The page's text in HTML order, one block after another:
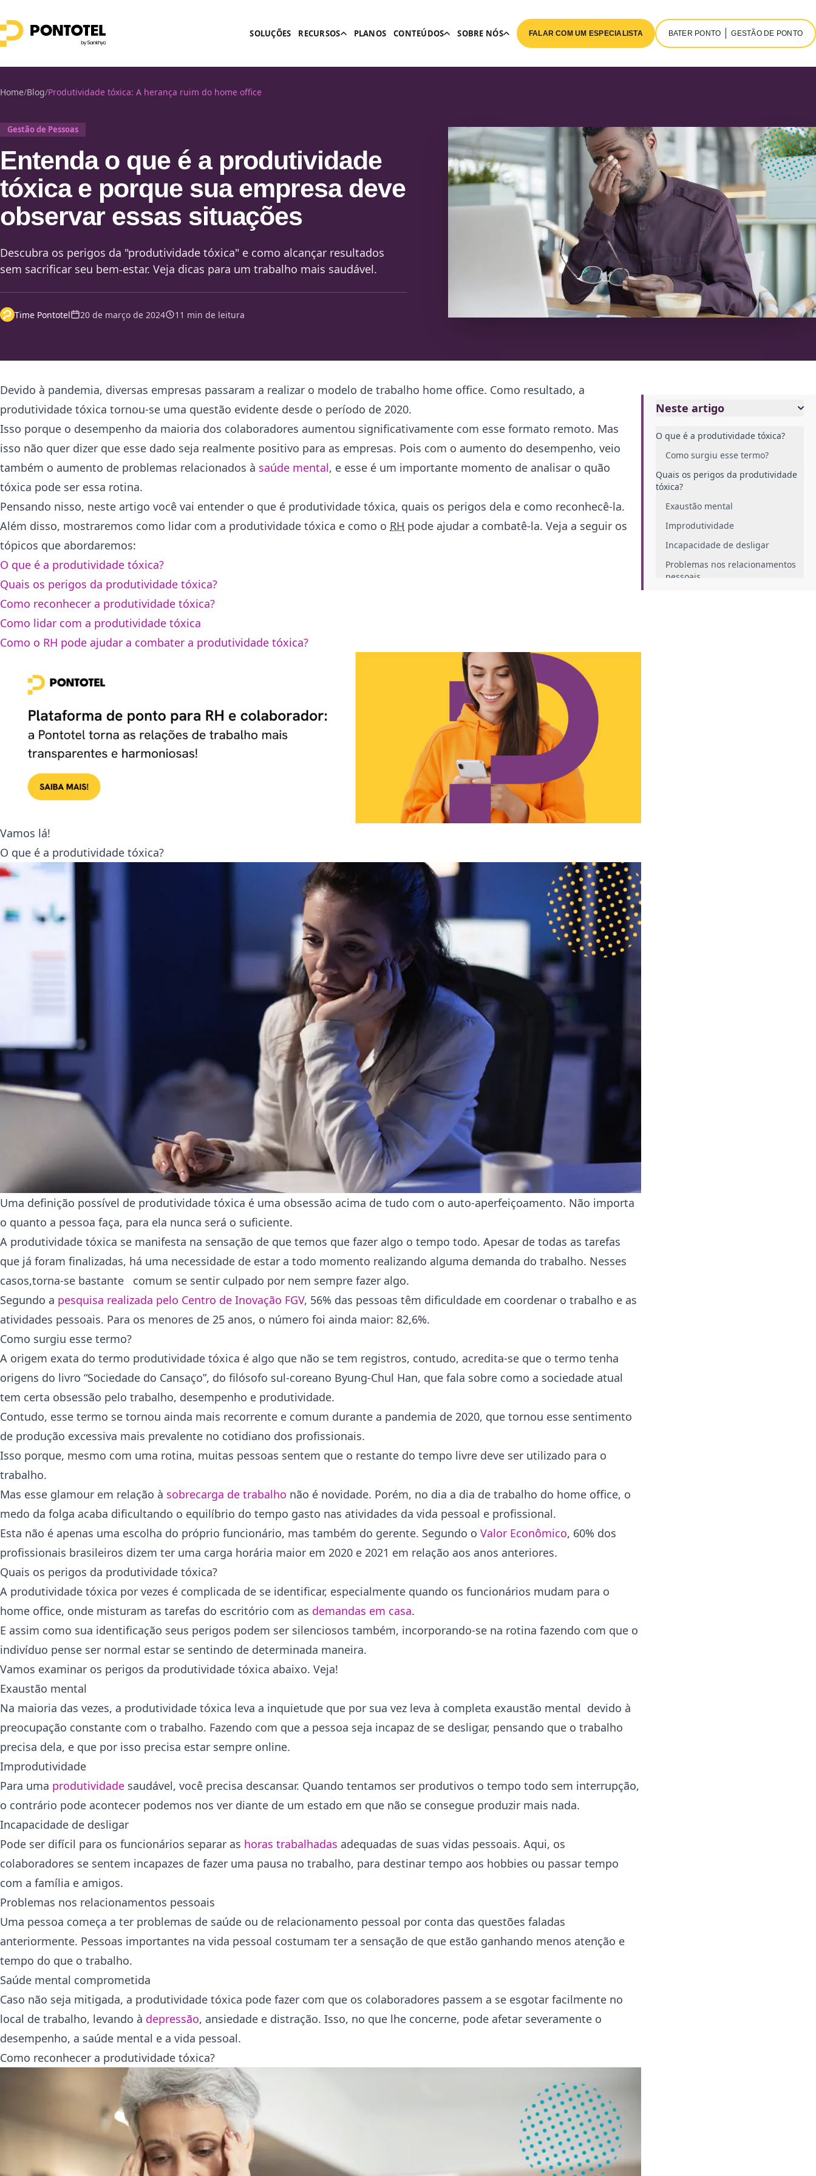
SOLUÇÕES RECURSOS PLANOS CONTEÚDOS SOBRE NÓS FALAR COM UM ESPECIALISTA BATER PONTO GESTÃO DE PONTO
Home/Blog/Produtividade tóxica: A herança ruim do home office
Gestão de Pessoas
Entenda o que é a produtividade
tóxica e porque sua empresa deve
observar essas situações
Descubra os perigos da "produtividade tóxica" e como alcançar resultados
sem sacrificar seu bem-estar. Veja dicas para um trabalho mais saudável.
Time Pontotel 20 de março de 2024 11 min de leitura
Neste artigo
O que é a produtividade tóxica?
Como surgiu esse termo?
Quais os perigos da produtividade
tóxica?
Exaustão mental
Improdutividade
Incapacidade de desligar
Problemas nos relacionamentos
pessoais
Devido à pandemia, diversas empresas passaram a realizar o modelo de trabalho home office. Como resultado, a
produtividade tóxica tornou-se uma questão evidente desde o período de 2020.
Isso porque o desempenho da maioria dos colaboradores aumentou significativamente com esse formato remoto. Mas
isso não quer dizer que esse dado seja realmente positivo para as empresas. Pois com o aumento do desempenho, veio
também o aumento de problemas relacionados à saúde mental, e esse é um importante momento de analisar o quão
tóxica pode ser essa rotina.
Pensando nisso, neste artigo você vai entender o que é produtividade tóxica, quais os perigos dela e como reconhecê-la.
Além disso, mostraremos como lidar com a produtividade tóxica e como o RH pode ajudar a combatê-la. Veja a seguir os
tópicos que abordaremos:
O que é a produtividade tóxica?
Quais os perigos da produtividade tóxica?
Como reconhecer a produtividade tóxica?
Como lidar com a produtividade tóxica
Como o RH pode ajudar a combater a produtividade tóxica?
Vamos lá!
O que é a produtividade tóxica?
Uma definição possível de produtividade tóxica é uma obsessão acima de tudo com o auto-aperfeiçoamento. Não importa
o quanto a pessoa faça, para ela nunca será o suficiente.
A produtividade tóxica se manifesta na sensação de que temos que fazer algo o tempo todo. Apesar de todas as tarefas
que já foram finalizadas, há uma necessidade de estar a todo momento realizando alguma demanda do trabalho. Nesses
casos,torna-se bastante comum se sentir culpado por nem sempre fazer algo.
Segundo a pesquisa realizada pelo Centro de Inovação FGV, 56% das pessoas têm dificuldade em coordenar o trabalho e as
atividades pessoais. Para os menores de 25 anos, o número foi ainda maior: 82,6%.
Como surgiu esse termo?
A origem exata do termo produtividade tóxica é algo que não se tem registros, contudo, acredita-se que o termo tenha
origens do livro “Sociedade do Cansaço”, do filósofo sul-coreano Byung-Chul Han, que fala sobre como a sociedade atual
tem certa obsessão pelo trabalho, desempenho e produtividade.
Contudo, esse termo se tornou ainda mais recorrente e comum durante a pandemia de 2020, que tornou esse sentimento
de produção excessiva mais prevalente no cotidiano dos profissionais.
Isso porque, mesmo com uma rotina, muitas pessoas sentem que o restante do tempo livre deve ser utilizado para o
trabalho.
Mas esse glamour em relação à sobrecarga de trabalho não é novidade. Porém, no dia a dia de trabalho do home office, o
medo da folga acaba dificultando o equilíbrio do tempo gasto nas atividades da vida pessoal e profissional.
Esta não é apenas uma escolha do próprio funcionário, mas também do gerente. Segundo o Valor Econômico, 60% dos
profissionais brasileiros dizem ter uma carga horária maior em 2020 e 2021 em relação aos anos anteriores.
Quais os perigos da produtividade tóxica?
A produtividade tóxica por vezes é complicada de se identificar, especialmente quando os funcionários mudam para o
home office, onde misturam as tarefas do escritório com as demandas em casa.
E assim como sua identificação seus perigos podem ser silenciosos também, incorporando-se na rotina fazendo com que o
indivíduo pense ser normal estar se sentindo de determinada maneira.
Vamos examinar os perigos da produtividade tóxica abaixo. Veja!
Exaustão mental
Na maioria das vezes, a produtividade tóxica leva a inquietude que por sua vez leva à completa exaustão mental devido à
preocupação constante com o trabalho. Fazendo com que a pessoa seja incapaz de se desligar, pensando que o trabalho
precisa dela, e que por isso precisa estar sempre online.
Improdutividade
Para uma produtividade saudável, você precisa descansar. Quando tentamos ser produtivos o tempo todo sem interrupção,
o contrário pode acontecer podemos nos ver diante de um estado em que não se consegue produzir mais nada.
Incapacidade de desligar
Pode ser difícil para os funcionários separar as horas trabalhadas adequadas de suas vidas pessoais. Aqui, os
colaboradores se sentem incapazes de fazer uma pausa no trabalho, para destinar tempo aos hobbies ou passar tempo
com a família e amigos.
Problemas nos relacionamentos pessoais
Uma pessoa começa a ter problemas de saúde ou de relacionamento pessoal por conta das questões faladas
anteriormente. Pessoas importantes na vida pessoal costumam ter a sensação de que estão ganhando menos atenção e
tempo do que o trabalho.
Saúde mental comprometida
Caso não seja mitigada, a produtividade tóxica pode fazer com que os colaboradores passem a se esgotar facilmente no
local de trabalho, levando à depressão, ansiedade e distração. Isso, no que lhe concerne, pode afetar severamente o
desempenho, a saúde mental e a vida pessoal.
Como reconhecer a produtividade tóxica?